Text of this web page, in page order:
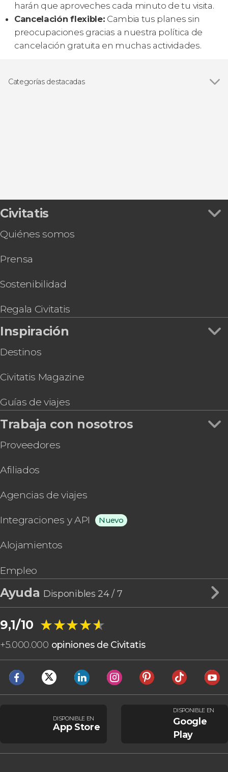
harán que aproveches cada minuto de tu visita.
Cancelación flexible: Cambia tus planes sin
preocupaciones gracias a nuestra política de
cancelación gratuita en muchas actividades.
Categorías destacadas
Civitatis
Quiénes somos
Prensa
Sostenibilidad
Regala Civitatis
Inspiración
Destinos
Civitatis Magazine
Guías de viajes
Trabaja con nosotros
Proveedores
Afiliados
Agencias de viajes
Integraciones y API Nuevo
Alojamientos
Empleo
Ayuda Disponibles 24 / 7
9,1/10 ★★★★★
★★★★★
+5.000.000 opiniones de Civitatis
DISPONIBLE EN
App Store
DISPONIBLE EN
Google
Play